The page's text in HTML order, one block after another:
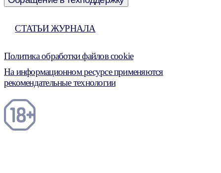
СТАТЬИ ЖУРНАЛА
Политика обработки файлов cookie
На информационном ресурсе применяются
рекомендательные технологии